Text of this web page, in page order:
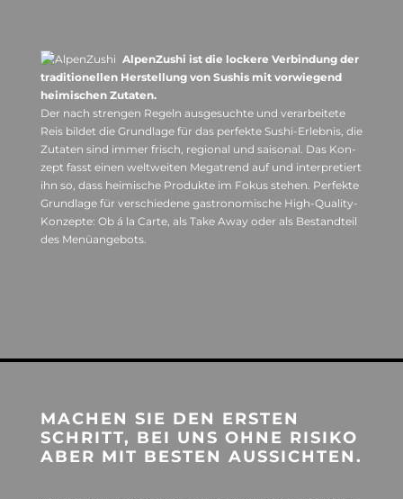
Alpen­Zu­shi ist die lockere Ver­bin­dung der
tra­di­tio­nel­len Her­stel­lung von Sus­his mit vor­wie­gend
hei­mi­schen Zutaten.
Der nach stren­gen Regeln aus­ge­suchte und ver­ar­bei­tete
Reis bil­det die Grund­lage für das per­fekte Sushi-Erleb­nis, die
Zuta­ten sind immer frisch, regio­nal und sai­so­nal. Das Kon­
zept fasst einen welt­wei­ten Mega­trend auf und inter­pre­tiert
ihn so, dass hei­mi­sche Pro­dukte im Fokus ste­hen. Per­fekte
Grund­lage für ver­schie­dene gas­tro­no­mi­sche High-Qua­lity-
Kon­zepte: Ob á la Carte, als Take Away oder als Bestand­teil
des Menüangebots.
MACHEN SIE DEN ERS­TEN
SCHRITT, BEI UNS OHNE RISIKO
ABER MIT BES­TEN AUSSICHTEN.